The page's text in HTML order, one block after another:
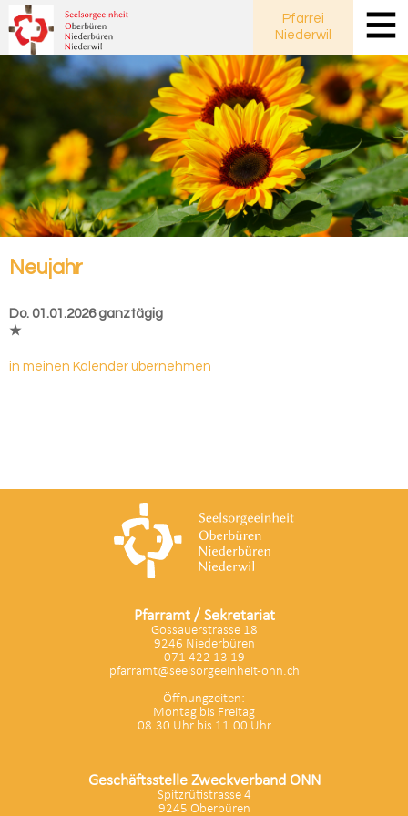
Pfarrei
Niederwil
Neu­jahr
Do. 01.01.2026 ganztägig
★
in meinen Kalender übernehmen
Pfarramt / Sekretariat
Gossauerstrasse 18
9246 Niederbüren
071 422 13 19
pfarramt@seelsorgeeinheit-onn.ch
Öffnungzeiten:
Montag bis Freitag
08.30 Uhr bis 11.00 Uhr
Geschäftsstelle Zweckverband ONN
Spitzrütistrasse 4
9245 Oberbüren